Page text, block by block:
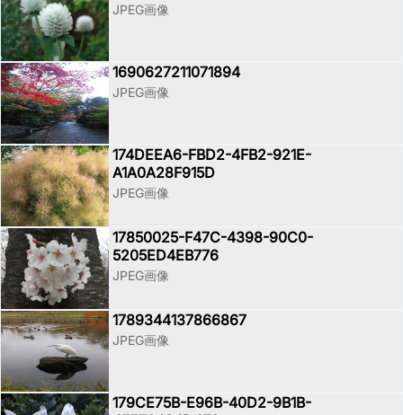
JPEG画像
1690627211071894
JPEG画像
174DEEA6-FBD2-4FB2-921E-
A1A0A28F915D
JPEG画像
17850025-F47C-4398-90C0-
5205ED4EB776
JPEG画像
1789344137866867
JPEG画像
179CE75B-E96B-40D2-9B1B-